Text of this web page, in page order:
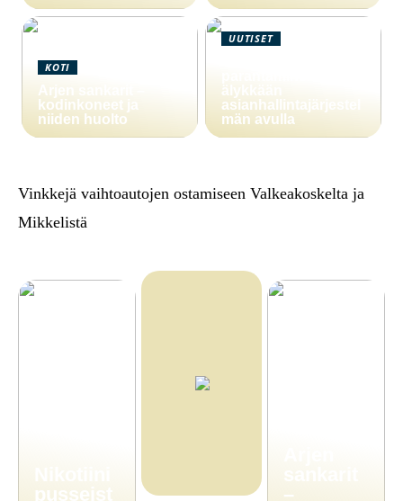
KOTI
Arjen sankarit –
kodinkoneet ja
niiden huolto
UUTISET
älykkään
asianhallintajärjestel
män avulla
Vinkkejä vaihtoautojen ostamiseen Valkeakoskelta ja
Mikkelistä
pusseist
–